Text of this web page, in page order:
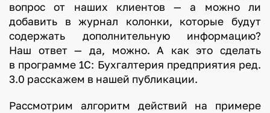
вопрос от наших клиентов — а можно ли
добавить в журнал колонки, которые будут
содержать дополнительную информацию?
Наш ответ — да, можно. А как это сделать
в программе 1С: Бухгалтерия предприятия ред.
3.0 расскажем в нашей публикации.
Рассмотрим алгоритм действий на примере